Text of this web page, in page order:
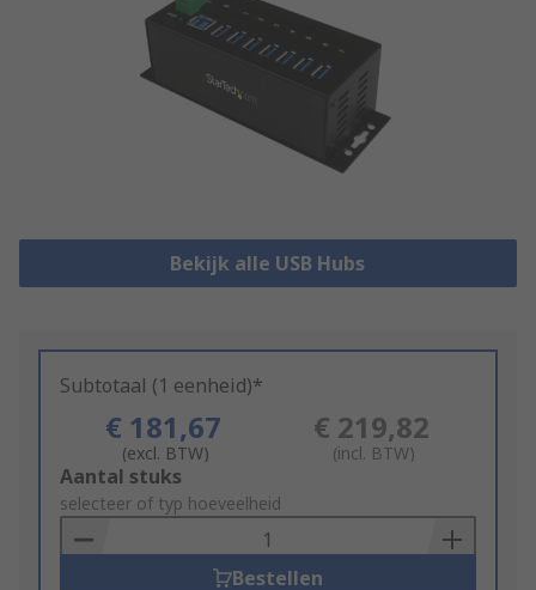
Bekijk alle USB Hubs
Subtotaal (1 eenheid)*
€ 181,67
(excl. BTW)
€ 219,82
(incl. BTW)
Add
to
Basket
Aantal stuks
selecteer of typ hoeveelheid
Bestellen